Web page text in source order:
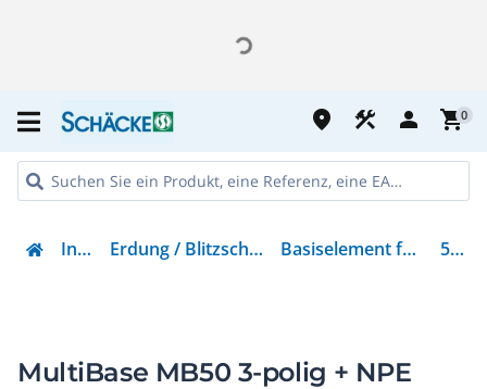
place construction person shopping_cart0
Installation Erdung / Blitzschutz / Überspannungsschutz Basiselement für Überspannungsableiter 5096675
MultiBase MB50 3-polig + NPE